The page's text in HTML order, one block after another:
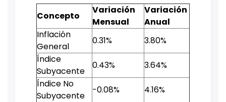
Concepto
Variación
Mensual
Variación
Anual
Inflación
General
0.31%
3.80%
Índice
Subyacente
0.43%
3.64%
Índice No
Subyacente
-0.08%
4.16%